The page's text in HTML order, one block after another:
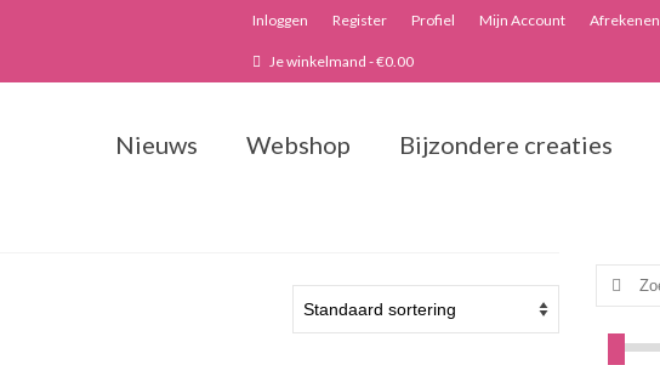
Inloggen Register Profiel Mijn Account Afrekenen
Je winkelmand -€0.00
Nieuws Webshop Bijzondere creaties
Zoeken